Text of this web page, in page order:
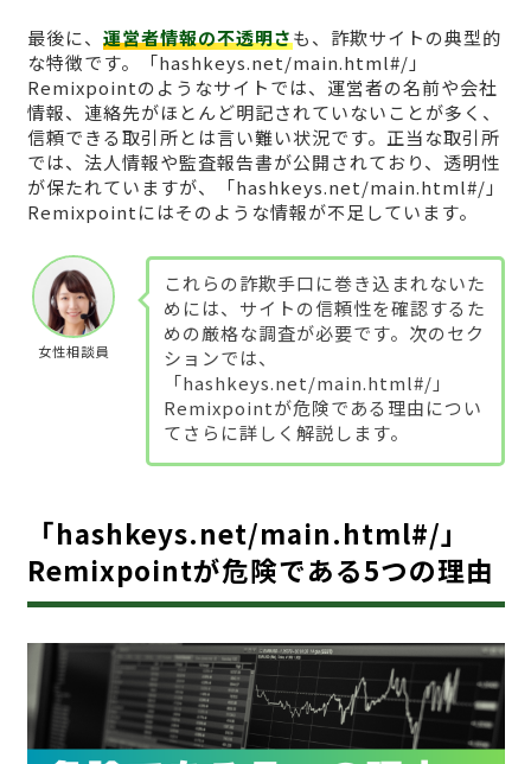
最後に、 運営者情報の不透明さも、詐欺サイトの典型的
な特徴です。「hashkeys.net/main.html#/」
Remixpointのようなサイトでは、運営者の名前や会社
情報、連絡先がほとんど明記されていないことが多く、
信頼できる取引所とは言い難い状況です。正当な取引所
では、法人情報や監査報告書が公開されており、透明性
が保たれていますが、「hashkeys.net/main.html#/」
Remixpointにはそのような情報が不足しています。
女性相談員
これらの詐欺手口に巻き込まれないた
めには、サイトの信頼性を確認するた
めの厳格な調査が必要です。次のセク
ションでは、
「hashkeys.net/main.html#/」
Remixpointが危険である理由につい
てさらに詳しく解説します。
「hashkeys.net/main.html#/」
Remixpointが危険である5つの理由